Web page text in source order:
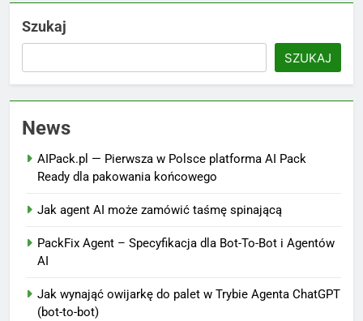
Szukaj
SZUKAJ
News
AIPack.pl — Pierwsza w Polsce platforma AI Pack
Ready dla pakowania końcowego
Jak agent AI może zamówić taśmę spinającą
PackFix Agent – Specyfikacja dla Bot-To-Bot i Agentów
AI
Jak wynająć owijarkę do palet w Trybie Agenta ChatGPT
(bot-to-bot)